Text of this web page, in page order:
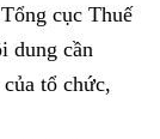
cục Thuế
dung cần
tổ chức,